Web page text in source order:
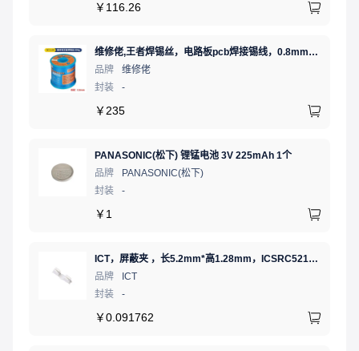
￥ 116.26
维修佬,王者焊锡丝，电路板pcb焊接锡线，0.8mm800g,1个
品牌
维修佬
封装
-
￥ 235
PANASONIC(松下) 锂锰电池 3V 225mAh 1个
品牌
PANASONIC(松下)
封装
-
￥ 1
ICT，屏蔽夹 ，长5.2mm*高1.28mm，ICSRC52128SFR
品牌
ICT
封装
-
￥0.091762